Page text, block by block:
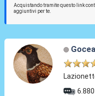
Acquistando tramite questo link
aggiuntivi per te.
6.880